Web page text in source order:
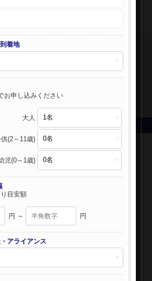
券
ニュースリリース
NIPPON TRAVEL AGENCY Co.,LTD. All rights reserved.
着地
お申し込みください
大人
(2～11歳)
児(0～1歳)
目安額
円 ～ 円
アライアンス